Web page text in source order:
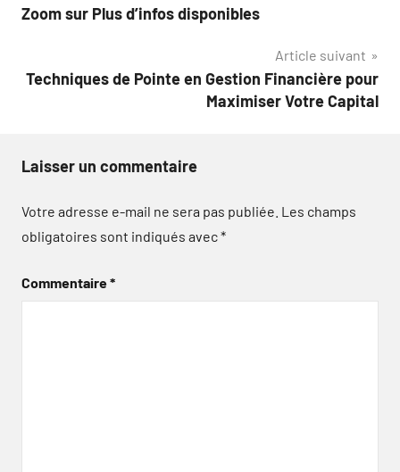
de
Zoom sur Plus d’infos disponibles
Article suivant
Techniques de Pointe en Gestion Financière pour
Maximiser Votre Capital
Laisser un commentaire
Votre adresse e-mail ne sera pas publiée. Les champs
obligatoires sont indiqués avec*
Commentaire*